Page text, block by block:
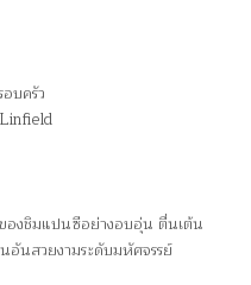
บครัว
องชิมแปนซีอย่างอบอุ่น ตื่นเต้น
นสวยงามระดับมหัศจรรย์